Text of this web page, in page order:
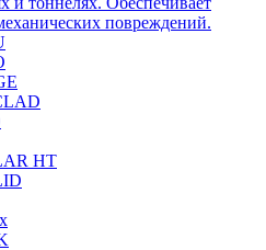
повреждений.
HT